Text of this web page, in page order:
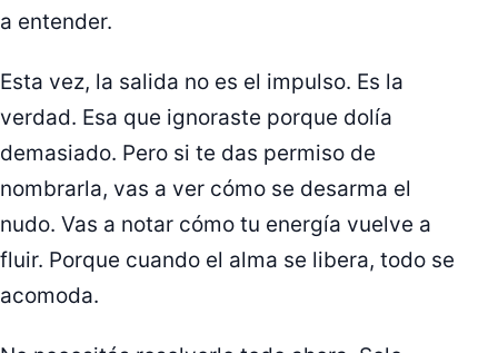
a entender.
Esta vez, la salida no es el impulso. Es la
verdad. Esa que ignoraste porque dolía
demasiado. Pero si te das permiso de
nombrarla, vas a ver cómo se desarma el
nudo. Vas a notar cómo tu energía vuelve a
fluir. Porque cuando el alma se libera, todo se
acomoda.